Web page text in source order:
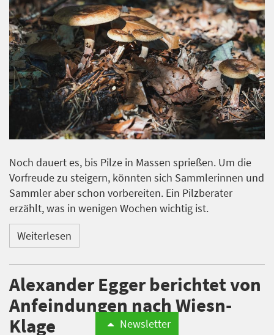
Noch dauert es, bis Pilze in Massen sprießen. Um die
Vorfreude zu steigern, könnten sich Sammlerinnen und
Sammler aber schon vorbereiten. Ein Pilzberater
erzählt, was in wenigen Wochen wichtig ist.
Weiterlesen
Alexander Egger berichtet von
Anfeindungen nach Wiesn-
Klage
Newsletter